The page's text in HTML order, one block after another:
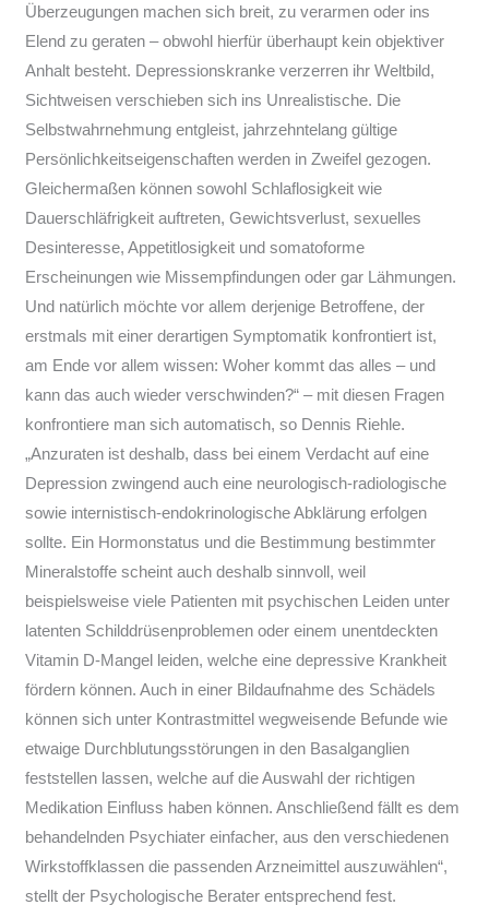
Überzeugungen machen sich breit, zu verarmen oder ins
Elend zu geraten – obwohl hierfür überhaupt kein objektiver
Anhalt besteht. Depressionskranke verzerren ihr Weltbild,
Sichtweisen verschieben sich ins Unrealistische. Die
Selbstwahrnehmung entgleist, jahrzehntelang gültige
Persönlichkeitseigenschaften werden in Zweifel gezogen.
Gleichermaßen können sowohl Schlaflosigkeit wie
Dauerschläfrigkeit auftreten, Gewichtsverlust, sexuelles
Desinteresse, Appetitlosigkeit und somatoforme
Erscheinungen wie Missempfindungen oder gar Lähmungen.
Und natürlich möchte vor allem derjenige Betroffene, der
erstmals mit einer derartigen Symptomatik konfrontiert ist,
am Ende vor allem wissen: Woher kommt das alles – und
kann das auch wieder verschwinden?“ – mit diesen Fragen
konfrontiere man sich automatisch, so Dennis Riehle.
„Anzuraten ist deshalb, dass bei einem Verdacht auf eine
Depression zwingend auch eine neurologisch-radiologische
sowie internistisch-endokrinologische Abklärung erfolgen
sollte. Ein Hormonstatus und die Bestimmung bestimmter
Mineralstoffe scheint auch deshalb sinnvoll, weil
beispielsweise viele Patienten mit psychischen Leiden unter
latenten Schilddrüsenproblemen oder einem unentdeckten
Vitamin D-Mangel leiden, welche eine depressive Krankheit
fördern können. Auch in einer Bildaufnahme des Schädels
können sich unter Kontrastmittel wegweisende Befunde wie
etwaige Durchblutungsstörungen in den Basalganglien
feststellen lassen, welche auf die Auswahl der richtigen
Medikation Einfluss haben können. Anschließend fällt es dem
behandelnden Psychiater einfacher, aus den verschiedenen
Wirkstoffklassen die passenden Arzneimittel auszuwählen“,
stellt der Psychologische Berater entsprechend fest.